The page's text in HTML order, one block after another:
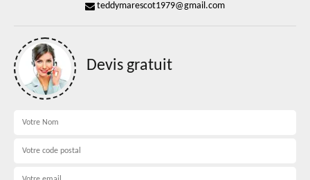
teddymarescot1979@gmail.com
Devis gratuit